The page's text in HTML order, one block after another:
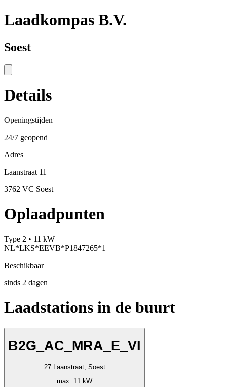
Laadkompas B.V.
Soest
Details
Openingstijden
24/7 geopend
Adres
Laanstraat 11
3762 VC Soest
Oplaadpunten
Type 2 • 11 kW
NL*LKS*EEVB*P1847265*1
Beschikbaar
sinds 2 dagen
Laadstations in de buurt
B2G_AC_MRA_E_VI
27 Laanstraat, Soest
max. 11 kW